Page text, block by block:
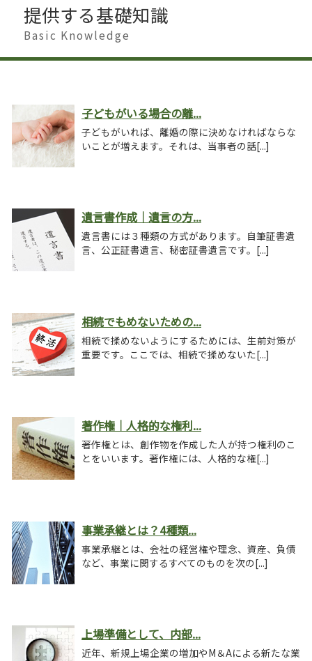
提供する基礎知識
Basic Knowledge
子どもがいる場合の離...
子どもがいれば、離婚の際に決めなければならな
いことが増えます。それは、当事者の話[...]
遺言書作成｜遺言の方...
遺言書には３種類の方式があります。自筆証書遺
言、公正証書遺言、秘密証書遺言です。[...]
相続でもめないための...
相続で揉めないようにするためには、生前対策が
重要です。ここでは、相続で揉めないた[...]
著作権｜人格的な権利...
著作権とは、創作物を作成した人が持つ権利のこ
とをいいます。著作権には、人格的な権[...]
事業承継とは？4種類...
事業承継とは、会社の経営権や理念、資産、負債
など、事業に関するすべてのものを次の[...]
上場準備として、内部...
近年、新規上場企業の増加やM＆Aによる新たな業